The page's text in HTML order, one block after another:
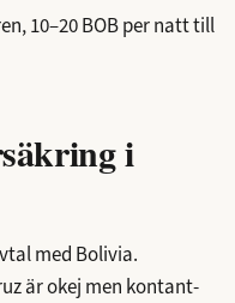
10–20 BOB per natt till
i
med Bolivia.
är okej men kontant-